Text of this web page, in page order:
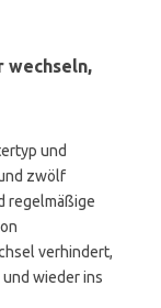
wechseln,
und
zwölf
regelmäßige
verhindert,
wieder ins